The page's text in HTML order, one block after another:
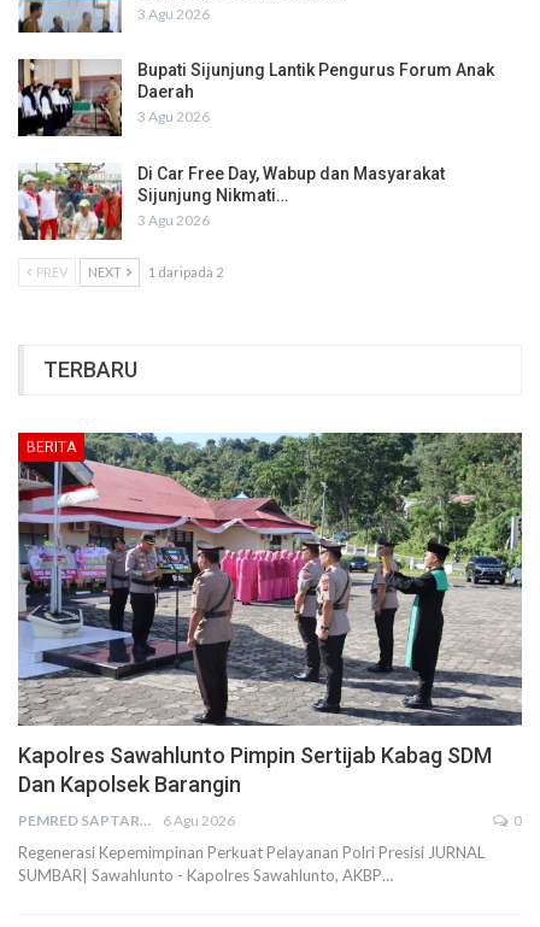
3 Agu 2026
Bupati Sijunjung Lantik Pengurus Forum Anak
Daerah
3 Agu 2026
Di Car Free Day, Wabup dan Masyarakat
Sijunjung Nikmati…
3 Agu 2026
PREV NEXT 1 daripada 2
TERBARU
BERITA
Kapolres Sawahlunto Pimpin Sertijab Kabag SDM
Dan Kapolsek Barangin
PEMRED SAPTARIUS 6 Agu 2026 0
Regenerasi Kepemimpinan Perkuat Pelayanan Polri Presisi JURNAL
SUMBAR| Sawahlunto - Kapolres Sawahlunto, AKBP…